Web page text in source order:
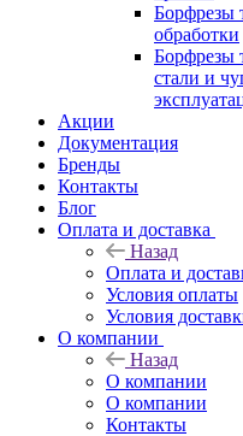
Борфрезы
обработки
Борфрезы
стали и
Акции
Документация
Бренды
Контакты
Блог
Оплата и доставка
Назад
Оплата и
Условия оплаты
Условия
О компании
Назад
О компании
О компании
Контакты